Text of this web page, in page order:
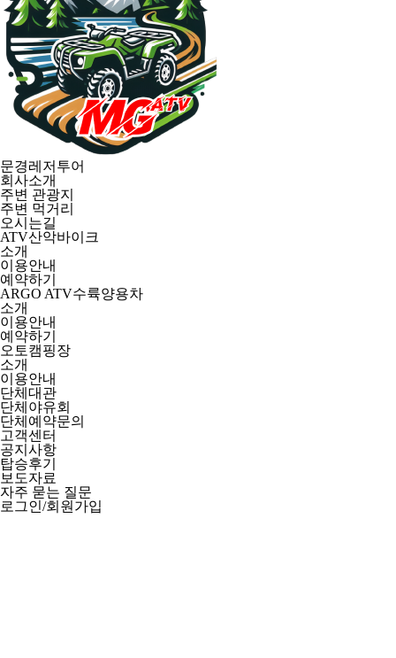
문경레저투어
회사소개
주변 관광지
주변 먹거리
오시는길
ATV산악바이크
소개
이용안내
예약하기
ARGO ATV수륙양용차
소개
이용안내
예약하기
오토캠핑장
소개
이용안내
단체대관
단체야유회
단체예약문의
고객센터
공지사항
탑승후기
보도자료
자주 묻는 질문
로그인/회원가입